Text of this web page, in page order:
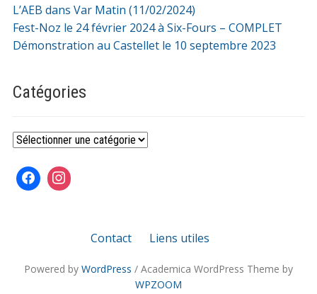
L’AEB dans Var Matin (11/02/2024)
Fest-Noz le 24 février 2024 à Six-Fours – COMPLET
Démonstration au Castellet le 10 septembre 2023
Catégories
Catégories
Contact Liens utiles
Powered by WordPress / Academica WordPress Theme by
WPZOOM